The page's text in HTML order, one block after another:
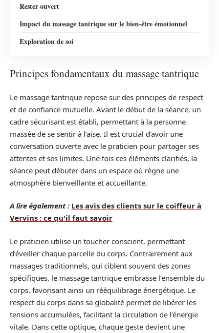
Rester ouvert
Impact du massage tantrique sur le bien-être émotionnel
Exploration de soi
Principes fondamentaux du massage tantrique
Le massage tantrique repose sur des principes de respect
et de confiance mutuelle. Avant le début de la séance, un
cadre sécurisant est établi, permettant à la personne
massée de se sentir à l’aise. Il est crucial d’avoir une
conversation ouverte avec le praticien pour partager ses
attentes et ses limites. Une fois ces éléments clarifiés, la
séance peut débuter dans un espace où règne une
atmosphère bienveillante et accueillante.
A lire également : Les avis des clients sur le coiffeur à
Vervins : ce qu'il faut savoir
Le praticien utilise un toucher conscient, permettant
d’éveiller chaque parcelle du corps. Contrairement aux
massages traditionnels, qui ciblent souvent des zones
spécifiques, le massage tantrique embrasse l’ensemble du
corps, favorisant ainsi un rééquilibrage énergétique. Le
respect du corps dans sa globalité permet de libérer les
tensions accumulées, facilitant la circulation de l’énergie
vitale. Dans cette optique, chaque geste devient une